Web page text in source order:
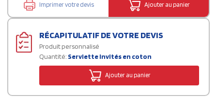
Imprimer votre devis Ajouter au panier
RÉCAPITULATIF DE VOTRE DEVIS
Produit personnalisé
Quantité: Serviette invités en coton
Ajouter au panier